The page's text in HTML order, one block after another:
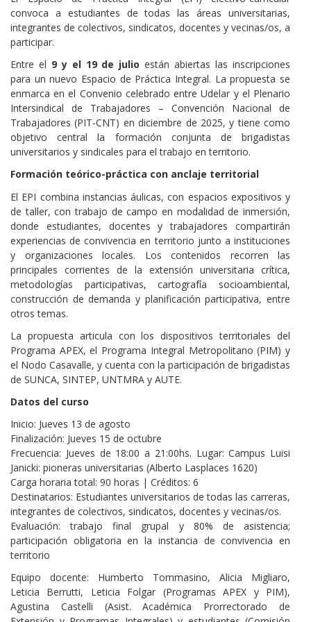
convoca a estudiantes de todas las áreas universitarias,
integrantes de colectivos, sindicatos, docentes y vecinas/os, a
participar.
Entre el 9 y el 19 de julio están abiertas las inscripciones
para un nuevo Espacio de Práctica Integral. La propuesta se
enmarca en el Convenio celebrado entre Udelar y el Plenario
Intersindical de Trabajadores – Convención Nacional de
Trabajadores (PIT-CNT) en diciembre de 2025, y tiene como
objetivo central la formación conjunta de brigadistas
universitarios y sindicales para el trabajo en territorio.
Formación teórico-práctica con anclaje territorial
El EPI combina instancias áulicas, con espacios expositivos y
de taller, con trabajo de campo en modalidad de inmersión,
donde estudiantes, docentes y trabajadores compartirán
experiencias de convivencia en territorio junto a instituciones
y organizaciones locales. Los contenidos recorren las
principales corrientes de la extensión universitaria crítica,
metodologías participativas, cartografía socioambiental,
construcción de demanda y planificación participativa, entre
otros temas.
La propuesta articula con los dispositivos territoriales del
Programa APEX, el Programa Integral Metropolitano (PIM) y
el Nodo Casavalle, y cuenta con la participación de brigadistas
de SUNCA, SINTEP, UNTMRA y AUTE.
Datos del curso
Inicio: Jueves 13 de agosto
Finalización: Jueves 15 de octubre
Frecuencia: Jueves de 18:00 a 21:00hs. Lugar: Campus Luisi
Janicki: pioneras universitarias (Alberto Lasplaces 1620)
Carga horaria total: 90 horas | Créditos: 6
Destinatarios: Estudiantes universitarios de todas las carreras,
integrantes de colectivos, sindicatos, docentes y vecinas/os.
Evaluación: trabajo final grupal y 80% de asistencia;
participación obligatoria en la instancia de convivencia en
territorio
Equipo docente: Humberto Tommasino, Alicia Migliaro,
Leticia Berrutti, Leticia Folgar (Programas APEX y PIM),
Agustina Castelli (Asist. Académica Prorrectorado de